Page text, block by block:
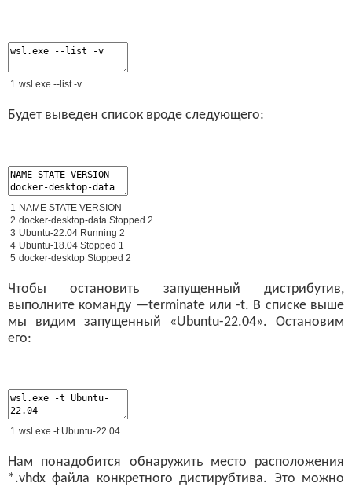
1 wsl .exe -- list -v
Будет выведен список вроде следующего:
1
2
3
4
5
NAME STATE VERSION
docker-desktop-data Stopped 2
Ubuntu-22.04 Running 2
Ubuntu-18.04 Stopped 1
docker-desktop Stopped 2
Чтобы остановить запущенный дистрибутив,
выполните команду —terminate или -t. В списке выше
мы видим запущенный «Ubuntu-22.04». Остановим
его:
1 wsl .exe -t Ubuntu-22.04
Нам понадобится обнаружить место расположения
*.vhdx файла конкретного дистирубтива. Это можно